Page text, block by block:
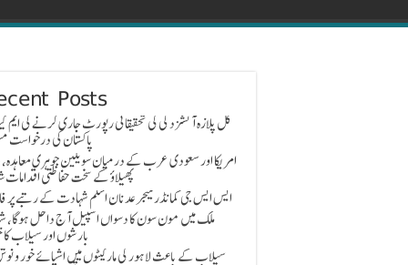
Posts
گل پلازہ آتشزدگی کی تحقیقاتی رپورٹ جاری کرنے کی ایم
پاکستان کی درخواست
امریکا اور سعودی عرب کے درمیان سویلین جوہری
پھیلاؤ کے سخت حفاظتی اقدامات
ایس ایس جی کمانڈر میجر عدنان اسلم شہادت کے رتبے پر
ملک میں مون سون کا دسواں اسپیل آج داخل ہوگا،
بارشوں اور سیلاب
سیلاب کے باعث لاہور کی مارکیٹوں میں اشیائے خور و